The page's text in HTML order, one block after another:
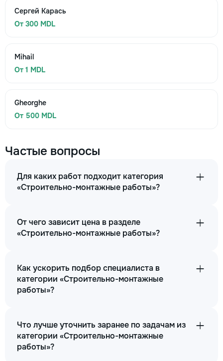
Сергей Карась
От 300 MDL
Mihail
От 1 MDL
Gheorghe
От 500 MDL
Частые вопросы
Для каких работ подходит категория
«Строительно-монтажные работы»?
От чего зависит цена в разделе
«Строительно-монтажные работы»?
Как ускорить подбор специалиста в
категории «Строительно-монтажные
работы»?
Что лучше уточнить заранее по задачам из
категории «Строительно-монтажные
работы»?